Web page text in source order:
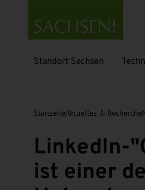
Standort Sachsen
Untermenü öffnen
StartseiteAktuelles & Recherche
LinkedIn-
ist einer